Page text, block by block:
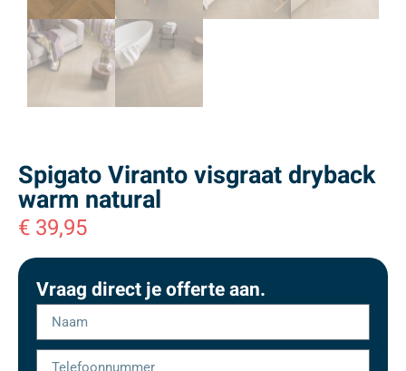
Spigato Viranto visgraat dryback
warm natural
€ 39,95
Vraag direct je offerte aan.